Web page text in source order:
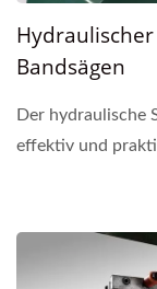
Bandsägen
Der hydraulische
effektiv und